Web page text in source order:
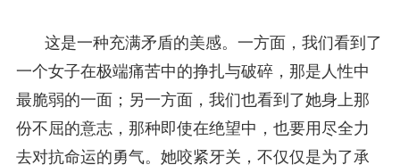
这是一种充满矛盾的美感。一方面，我们看到了
一个女子在极端痛苦中的挣扎与破碎，那是人性中
最脆弱的一面；另一方面，我们也看到了她身上那
份不屈的意志，那种即使在绝望中，也要用尽全力
去对抗命运的勇气。她咬紧牙关，不仅仅是为了承